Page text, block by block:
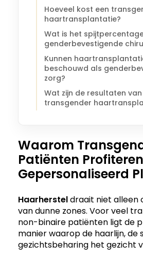
Hoeveel kost een
haartransplantatie?
Wat is het
genderbevestigende
Kunnen
beschouwd als
zorg?
Wat zijn de resultaten van
transgender
Waarom
Patiënten
Gepersonaliseerd
Haarhersteldraait niet alleen
van dunne zones. Voor veel
non-binaire patiënten ligt de
manier waarop de haarlijn, de
gezichtsbeharing het gezicht